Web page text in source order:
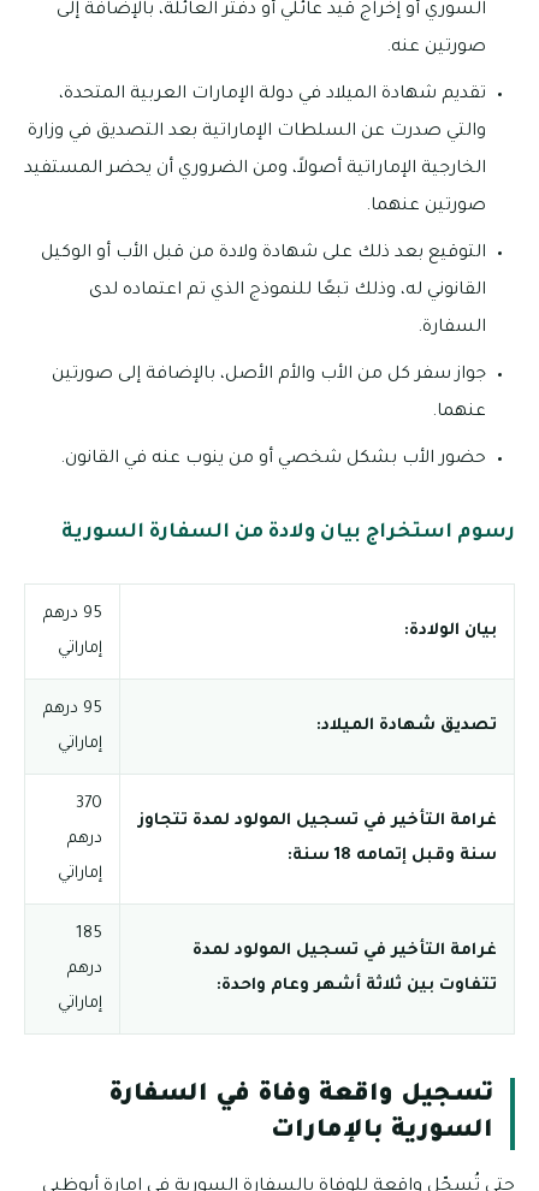
السوري أو إخراج قيد عائلي أو دفتر العائلة، بالإضافة إلى
صورتين عنه.
تقديم شهادة الميلاد في دولة الإمارات العربية المتحدة،
والتي صدرت عن السلطات الإماراتية بعد التصديق في وزارة
الخارجية الإماراتية أصولاً، ومن الضروري أن يحضر المستفيد
صورتين عنهما.
التوقيع بعد ذلك على شهادة ولادة من قبل الأب أو الوكيل
القانوني له، وذلك تبعًا للنموذج الذي تم اعتماده لدى
السفارة.
جواز سفر كل من الأب والأم الأصل، بالإضافة إلى صورتين
عنهما.
حضور الأب بشكل شخصي أو من ينوب عنه في القانون.
رسوم استخراج بيان ولادة من السفارة السورية
بيان الولادة:
95 درهم
إماراتي
تصديق شهادة الميلاد:
95 درهم
إماراتي
غرامة التأخير في تسجيل المولود لمدة تتجاوز
سنة وقبل إتمامه 18 سنة:
370
درهم
إماراتي
غرامة التأخير في تسجيل المولود لمدة
تتفاوت بين ثلاثة أشهر وعام واحدة:
185
درهم
إماراتي
تسجيل واقعة وفاة في السفارة
السورية بالإمارات